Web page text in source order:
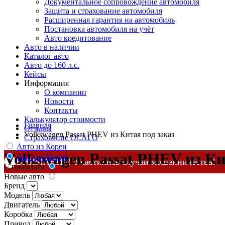
Документальное сопровождение автомобиля
Защита и страхование автомобиля
Расширенная гарантия на автомобиль
Постановка автомобиля на учёт
Авто кредитование
Авто в наличии
Каталог авто
Авто до 160 л.с.
Кейсы
Информация
О компании
Новости
Контакты
Калькулятор стоимости
Отзывы
Страхование ОСАГО
ВНИМАНИЕ! Участились случаи мошенничества!
Компания DSS Group принимает оплату за свои
по официальным
Главная
Volkswagen Passat PHEV из Китая под заказ
Volkswagen Passat PHEV из
Авто из Кореи
Авто из Китая
С пробегом
Новые авто
Бренд
Модель
Двигатель
Коробка